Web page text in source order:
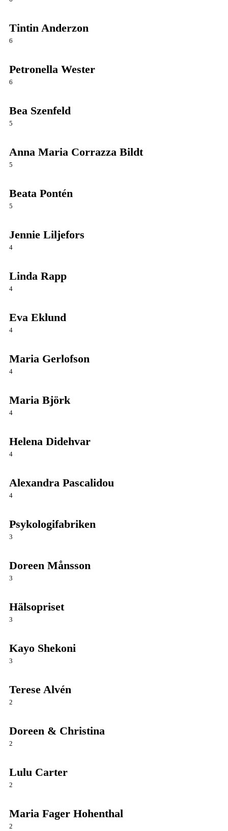
Tintin Anderzon
6
Petronella Wester
6
Bea Szenfeld
5
Anna Maria Corrazza Bildt
5
Beata Pontén
5
Jennie Liljefors
4
Linda Rapp
4
Eva Eklund
4
Maria Gerlofson
4
Maria Björk
4
Helena Didehvar
4
Alexandra Pascalidou
4
Psykologifabriken
3
Doreen Månsson
3
Hälsopriset
3
Kayo Shekoni
3
Terese Alvén
2
Doreen & Christina
2
Lulu Carter
2
Maria Fager Hohenthal
2